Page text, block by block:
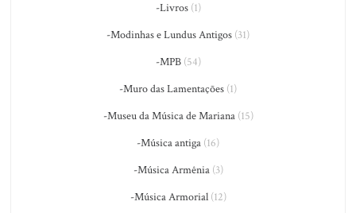
-Livros(1)
-Modinhas e Lundus Antigos (31)
-MPB(54)
-Muro das Lamentações (1)
-Museu da Música de Mariana(15)
-Música antiga (16)
-Música Armênia(3)
-Música Armorial(12)